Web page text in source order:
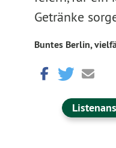
Getränke
Buntes Berlin,